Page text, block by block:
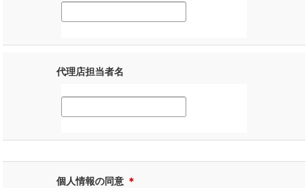
代理店担当者名
個人情報の同意 ＊